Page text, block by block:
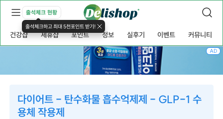
출석체크 현황
출석체크하고 최대 5천포인트 받기!
건강샵 제휴샵 포인트 정보 실후기 이벤트 커뮤니티
다이어트 - 탄수화물 흡수억제제 - GLP-1 수
용체 작용제
AD